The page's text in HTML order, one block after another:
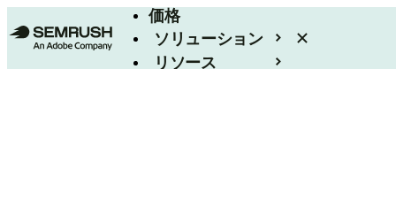
価格
ソリューション
リソース